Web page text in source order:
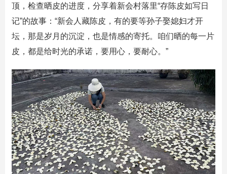
顶，检查晒皮的进度，分享着新会村落里“存陈皮如写日
记”的故事：“新会人藏陈皮，有的要等孙子娶媳妇才开
坛，那是岁月的沉淀，也是情感的寄托。咱们晒的每一片
皮，都是给时光的承诺，要用心，要耐心。”